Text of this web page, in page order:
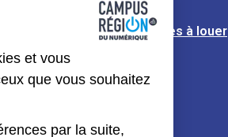
Espaces à louer
et vous
que vous souhaitez
par la suite,